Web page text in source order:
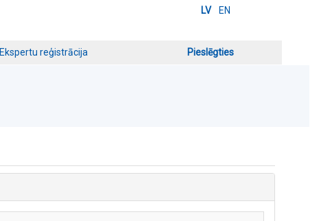
LV EN
Ekspertu reģistrācija Pieslēgties